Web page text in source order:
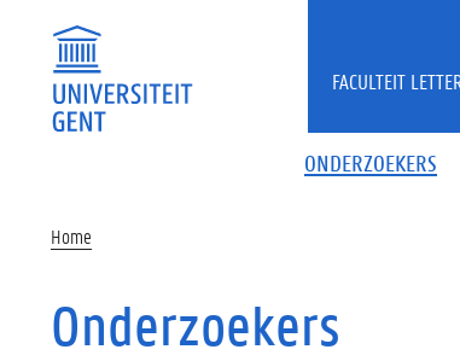
ONDERZOEKERS
FACULTEIT
Home
Onderzoekers